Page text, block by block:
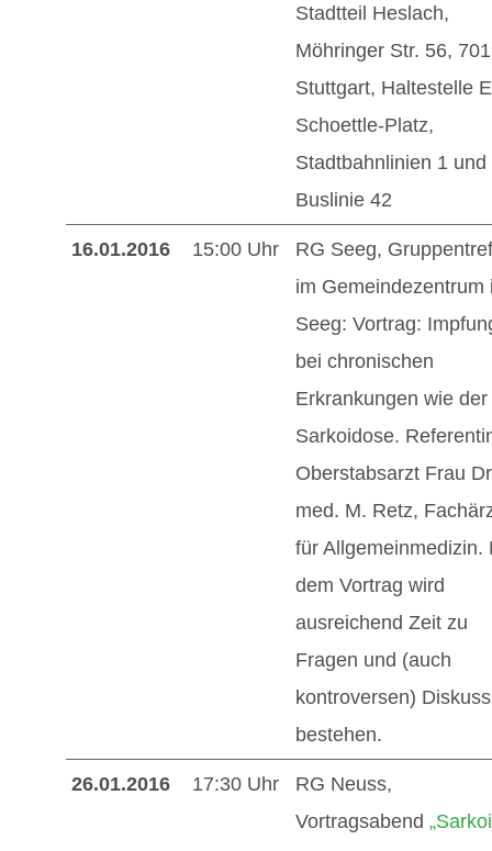
Stadtteil Heslach,
Möhringer Str. 56,
Stuttgart, Haltestelle
Schoettle-Platz,
Stadtbahnlinien 1 und
Buslinie 42
16.01.2016 15:00 Uhr
RG Seeg,
im Gemeindezentrum
Seeg: Vortrag:
bei chronischen
Erkrankungen wie der
Sarkoidose.
Oberstabsarzt Frau
med. M. Retz,
für Allgemeinmedizin.
dem Vortrag wird
ausreichend Zeit zu
Fragen und (auch
kontroversen)
bestehen.
26.01.2016 17:30 Uhr
RG Neuss,
Vortragsabend